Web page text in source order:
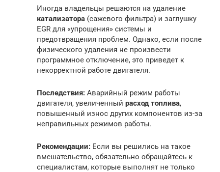
Иногда владельцы решаются на удаление
катализатора (сажевого фильтра) и заглушку
EGR для «упрощения» системы и
предотвращения проблем. Однако, если после
физического удаления не произвести
программное отключение, это приведет к
некорректной работе двигателя.
Последствия: Аварийный режим работы
двигателя, увеличенный расход топлива,
повышенный износ других компонентов из-за
неправильных режимов работы.
Рекомендации: Если вы решились на такое
вмешательство, обязательно обращайтесь к
специалистам, которые выполнят не только